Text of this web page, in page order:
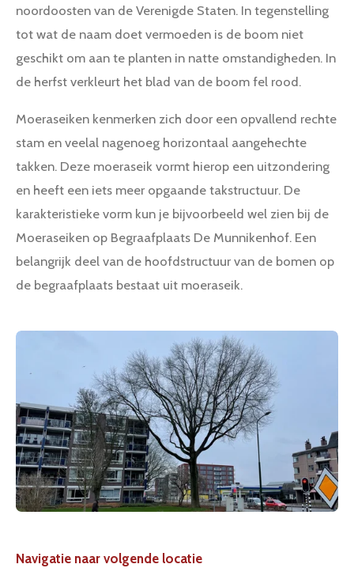
noordoosten van de Verenigde Staten. In tegenstelling
tot wat de naam doet vermoeden is de boom niet
geschikt om aan te planten in natte omstandigheden. In
de herfst verkleurt het blad van de boom fel rood.
Moeraseiken kenmerken zich door een opvallend rechte
stam en veelal nagenoeg horizontaal aangehechte
takken. Deze moeraseik vormt hierop een uitzondering
en heeft een iets meer opgaande takstructuur. De
karakteristieke vorm kun je bijvoorbeeld wel zien bij de
Moeraseiken op Begraafplaats De Munnikenhof. Een
belangrijk deel van de hoofdstructuur van de bomen op
de begraafplaats bestaat uit moeraseik.
Navigatie naar volgende locatie